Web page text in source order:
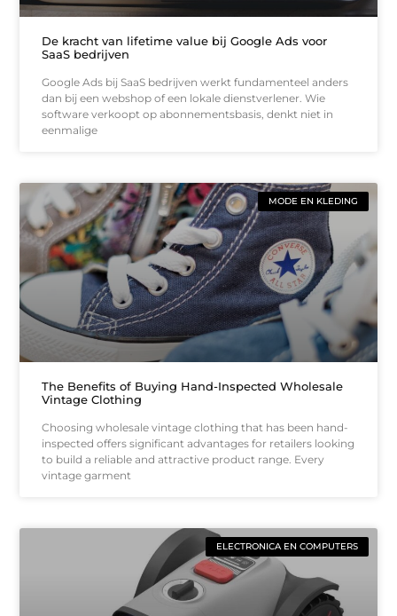
De kracht van lifetime value bij Google Ads voor
SaaS bedrijven
Google Ads bij SaaS bedrijven werkt fundamenteel anders
dan bij een webshop of een lokale dienstverlener. Wie
software verkoopt op abonnementsbasis, denkt niet in
eenmalige
MODE EN KLEDING
The Benefits of Buying Hand-Inspected Wholesale
Vintage Clothing
Choosing wholesale vintage clothing that has been hand-
inspected offers significant advantages for retailers looking
to build a reliable and attractive product range. Every
vintage garment
ELECTRONICA EN COMPUTERS